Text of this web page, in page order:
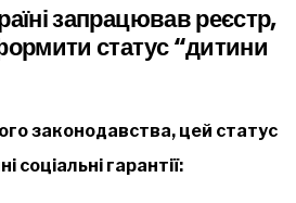
запрацював реєстр,
статус “дитини
законодавства, цей статус
соціальні гарантії: